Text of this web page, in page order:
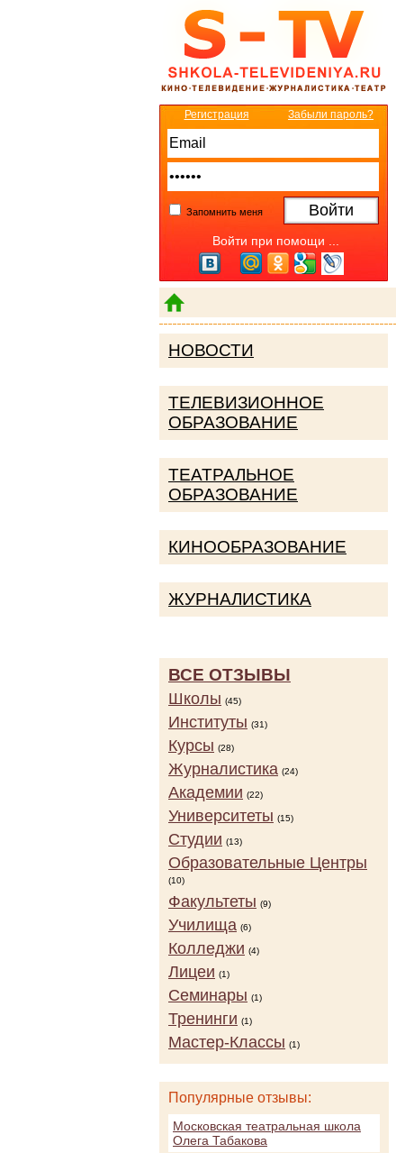
Регистрация Забыли пароль?
Запомнить меня
Войти при помощи ...
НОВОСТИ
ТЕЛЕВИЗИОННОЕ
ОБРАЗОВАНИЕ
ТЕАТРАЛЬНОЕ
ОБРАЗОВАНИЕ
КИНООБРАЗОВАНИЕ
ЖУРНАЛИСТИКА
ВСЕ ОТЗЫВЫ
Школы (45)
Институты (31)
Курсы (28)
Журналистика (24)
Академии (22)
Университеты (15)
Студии (13)
Образовательные Центры
(10)
Факультеты (9)
Училища (6)
Колледжи (4)
Лицеи (1)
Семинары (1)
Тренинги (1)
Мастер-Классы (1)
Популярные отзывы:
Московская театральная школа
Олега Табакова